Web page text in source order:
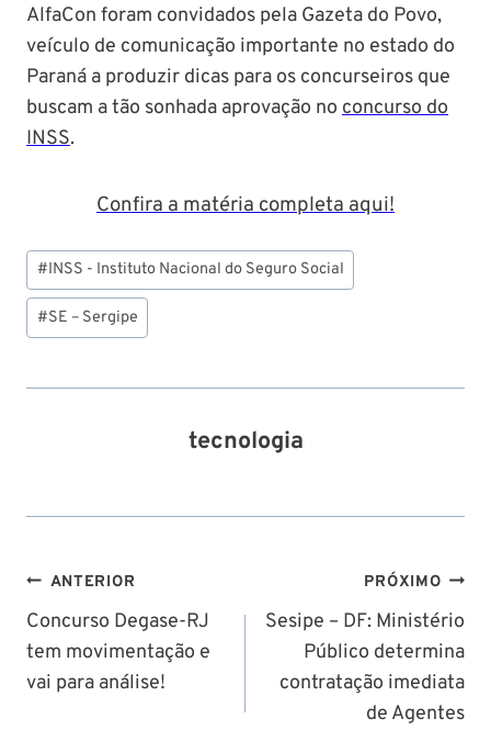
AlfaCon foram convidados pela Gazeta do Povo,
veículo de comunicação importante no estado do
Paraná a produzir dicas para os concurseiros que
buscam a tão sonhada aprovação no concurso do
INSS.
Confira a matéria completa aqui!
Tags
do
Post:
#INSS - Instituto Nacional do Seguro Social
#SE – Sergipe
tecnologia
Navegação
de
Post
ANTERIOR
Concurso Degase-RJ
tem movimentação e
vai para análise!
PRÓXIMO
Sesipe – DF: Ministério
Público determina
contratação imediata
de Agentes